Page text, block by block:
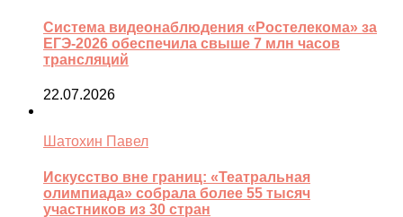
Система видеонаблюдения «Ростелекома» за
ЕГЭ-2026 обеспечила свыше 7 млн часов
трансляций
22.07.2026
Шатохин Павел
Искусство вне границ: «Театральная
олимпиада» собрала более 55 тысяч
участников из 30 стран